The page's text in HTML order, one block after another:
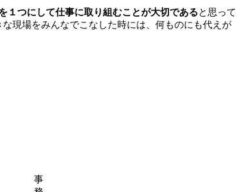
１つにして仕事に取り組むことが大切であると思って
現場をみんなでこなした時には、何ものにも代えが
事